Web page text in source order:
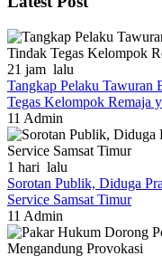
21 jam lalu
Tangkap Pelaku Tawuran
Tegas Kelompok Remaja
11 Admin
1 hari lalu
Sorotan Publik, Diduga
Service Samsat Timur
11 Admin